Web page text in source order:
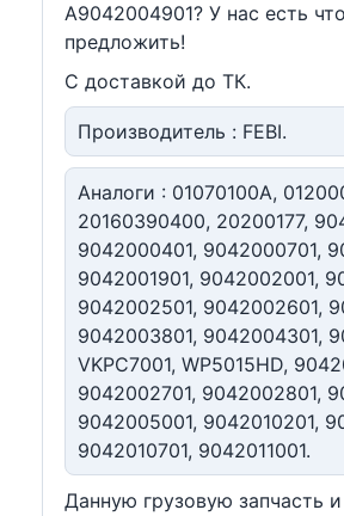
A9042004901? У нас есть
предложить!
С доставкой до ТК.
Производитель : FEBI.
Аналоги : 01070100A,
20160390400, 20200177,
9042000401, 9042000701,
9042001901, 9042002001,
9042002501, 9042002601,
9042003801, 9042004301,
VKPC7001, WP5015HD,
9042002701, 9042002801,
9042005001, 9042010201,
9042010701, 9042011001.
Данную грузовую запчасть и